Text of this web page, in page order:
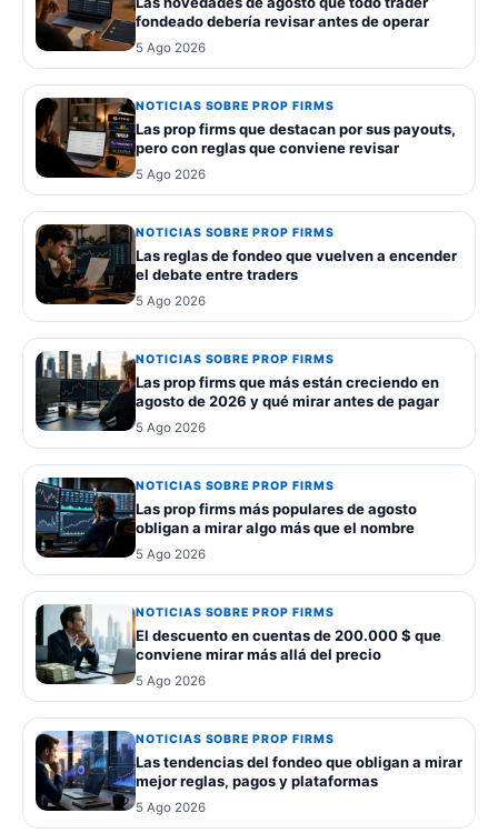
fondeado debería revisar antes de operar
5 Ago 2026
NOTICIAS SOBRE PROP FIRMS
Las prop firms que destacan por sus payouts,
pero con reglas que conviene revisar
5 Ago 2026
NOTICIAS SOBRE PROP FIRMS
Las reglas de fondeo que vuelven a encender
el debate entre traders
5 Ago 2026
NOTICIAS SOBRE PROP FIRMS
Las prop firms que más están creciendo en
agosto de 2026 y qué mirar antes de pagar
5 Ago 2026
NOTICIAS SOBRE PROP FIRMS
Las prop firms más populares de agosto
obligan a mirar algo más que el nombre
5 Ago 2026
NOTICIAS SOBRE PROP FIRMS
El descuento en cuentas de 200.000 $ que
conviene mirar más allá del precio
5 Ago 2026
NOTICIAS SOBRE PROP FIRMS
Las tendencias del fondeo que obligan a mirar
mejor reglas, pagos y plataformas
5 Ago 2026